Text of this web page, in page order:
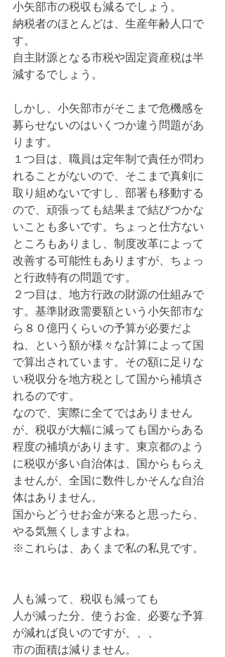
小矢部市の税収も減るでしょう。
納税者のほとんどは、生産年齢人口で
す。
自主財源となる市税や固定資産税は半
減するでしょう。
しかし、小矢部市がそこまで危機感を
募らせないのはいくつか違う問題があ
ります。
１つ目は、職員は定年制で責任が問わ
れることがないので、そこまで真剣に
取り組めないですし、部署も移動する
ので、頑張っても結果まで結びつかな
いことも多いです。ちょっと仕方ない
ところもありまし、制度改革によって
改善する可能性もありますが、ちょっ
と行政特有の問題です。
２つ目は、地方行政の財源の仕組みで
す。基準財政需要額という小矢部市な
ら８０億円くらいの予算が必要だよ
ね、という額が様々な計算によって国
で算出されています。その額に足りな
い税収分を地方税として国から補填さ
れるのです。
なので、実際に全てではありません
が、税収が大幅に減っても国からある
程度の補填があります。東京都のよう
に税収が多い自治体は、国からもらえ
ませんが、全国に数件しかそんな自治
体はありません。
国からどうせお金が来ると思ったら、
やる気無くしますよね。
※これらは、あくまで私の私見です。
人も減って、税収も減っても
人が減った分、使うお金、必要な予算
が減れば良いのですが、、、
市の面積は減りません。